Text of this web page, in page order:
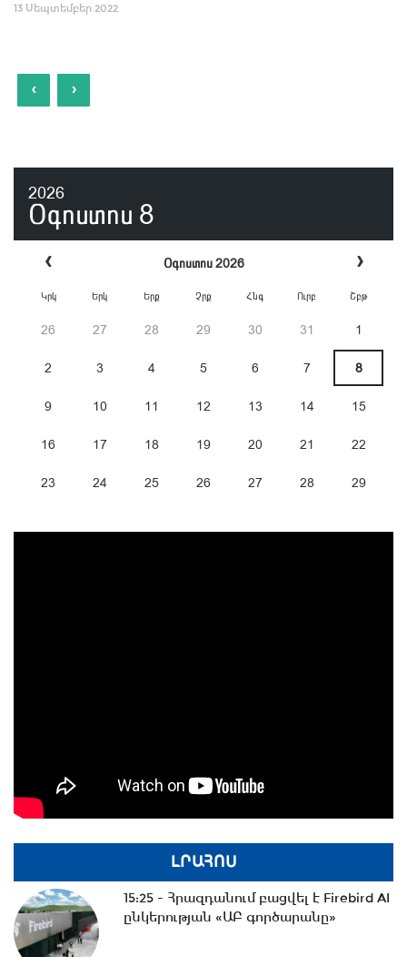
13 Սեպտեմբեր 2022
‹ ›
2026
Օգոստոս 8
‹ Օգոստոս 2026 ›
Կրկ Երկ Երք Չրք Հնգ Ուրբ Շբթ
26 27 28 29 30 31 1
2 3 4 5 6 7 8
9 10 11 12 13 14 15
16 17 18 19 20 21 22
23 24 25 26 27 28 29
ԼՐԱՀՈՍ
15:25 - Հրազդանում բացվել է Firebird AI
ընկերության «ԱԲ գործարանը»